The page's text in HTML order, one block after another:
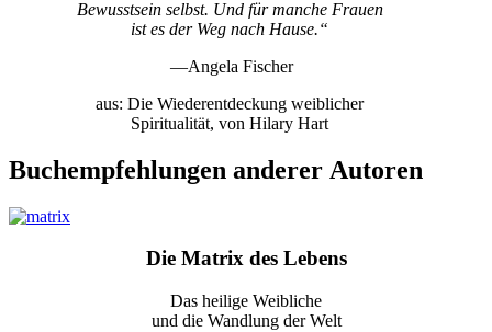
Bewusstsein selbst. Und für manche Frauen
ist es der Weg nach Hause.“
—Angela Fischer
aus: Die Wiederentdeckung weiblicher
Spiritualität, von Hilary Hart
Buchempfehlungen anderer Autoren
Die Matrix des Lebens
Das heilige Weibliche
und die Wandlung der Welt